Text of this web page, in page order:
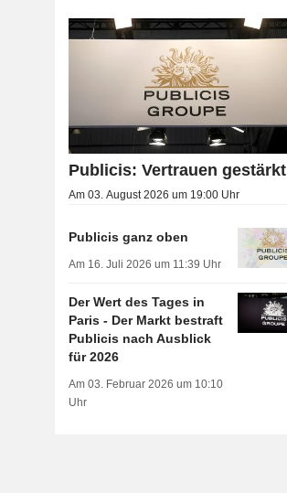
Publicis: Vertrauen gestärkt
Am 03. August 2026 um 19:00 Uhr
Publicis ganz oben
Am 16. Juli 2026 um 11:39 Uhr
Der Wert des Tages in
Paris - Der Markt bestraft
Publicis nach Ausblick
für 2026
Am 03. Februar 2026 um 10:10
Uhr